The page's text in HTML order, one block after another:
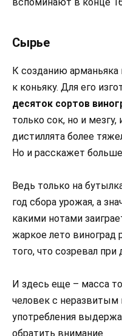
Сырье
К созданию арманьяка
к коньяку. Для его
десяток сортов
только сок, но и мезгу,
дистиллята более
Но и расскажет
Ведь только на
год сбора урожая, а
какими нотами
жаркое лето виноград
того, что созревал
И здесь еще – масса
человек с неразвитым
употребления
обратить внимание